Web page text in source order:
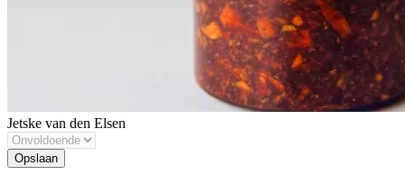
Jetske van den Elsen